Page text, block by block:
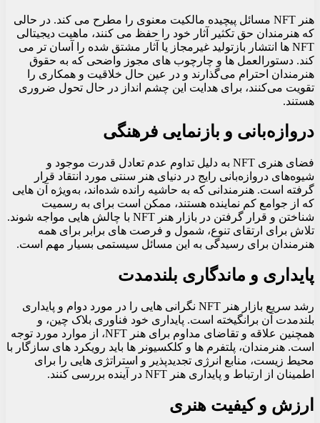
هنر NFT مسائل پیچیده مالکیت معنوی را مطرح می کند. در حالی
که هنرمندان حق تکثیر آثار خود را حفظ می کنند، ماهیت دیجیتالی
NFT ها انتشار بازتولید غیرمجاز یا آثار مشتق شده را آسان تر می
کند. دستورالعمل‌ ها و چارچوب‌ های مجوز واضحی که به حقوق
هنرمندان احترام می‌گذارند و در عین حال خلاقیت و همکاری را
تقویت می‌کنند، برای هدایت این چشم‌ انداز در حال تحول ضروری
هستند.
دروازه‌بانی و بازنمایی فرهنگی
فضای هنری NFT به دلیل تداوم عدم تعادل قدرت موجود و
شیوه‌های دروازه‌بانی رایج در دنیای هنر سنتی مورد انتقاد قرار
گرفته است. هنرمندانی که به حاشیه رانده شده‌اند، به‌ویژه آن‌ هایی
که از جوامع کم‌ نماینده هستند، ممکن است برای به رسمیت
شناختن و قرار گرفتن در بازار هنر NFT با چالش‌ هایی مواجه شوند.
تلاش برای ارتقای تنوع، شمول و فرصت‌ های برابر برای همه
هنرمندان برای رسیدگی به این مسائل سیستمی بسیار مهم است.
پایداری و ماندگاری بلندمدت
رشد سریع بازار هنر NFT نگرانی هایی را در مورد دوام و پایداری
بلندمدت آن برانگیخته است. پایداری خود فناوری بلاک چین، و
همچنین علاقه و تقاضای مداوم برای هنر NFT، از موارد مورد توجه
است. هنرمندان، پلتفرم‌ ها و کلکسیونر ها باید رویکرد های سازگار با
محیط زیست، منابع انرژی تجدیدپذیر و استراتژی‌ هایی را برای
اطمینان از ارتباط و پایداری هنر NFT در آینده بررسی کنند.
ارزش و کیفیت هنری